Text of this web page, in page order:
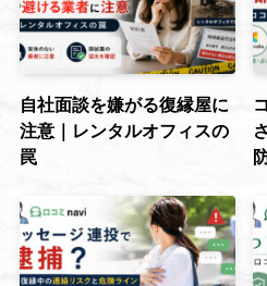
自社面談を嫌がる復縁屋に
注意｜レンタルオフィスの
罠